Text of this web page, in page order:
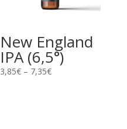
New England
IPA (6,5°)
3,85€ – 7,35€